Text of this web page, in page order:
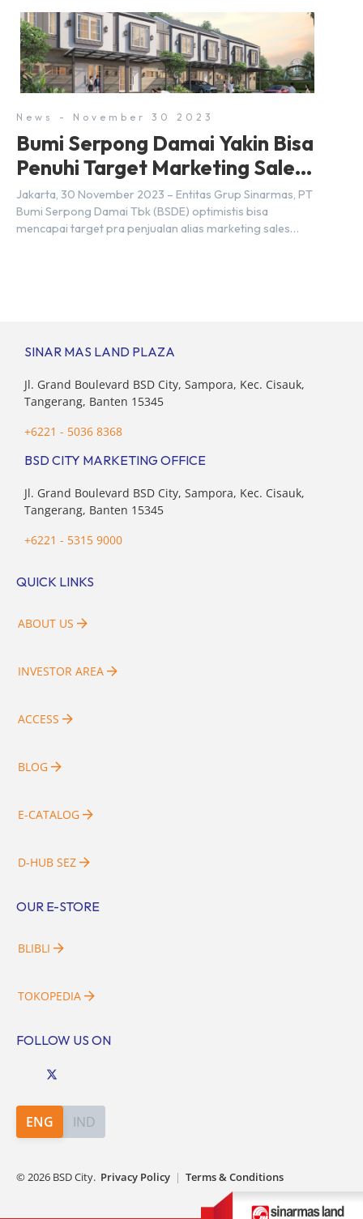
kita yang mengira kedua wilayah ini merupakan tempat
yang sama. Padahal anggapan tersebut kurang tepat.
Sebab Serpong dan BSD merupakan dua kawasan yang
berbeda. Berikut penjelasannya. Baca Juga: […]
News - November 30 2023
Bumi Serpong Damai Yakin Bisa
Penuhi Target Marketing Sales
Tahun 2023
Jakarta, 30 November 2023 – Entitas Grup Sinarmas, PT
Bumi Serpong Damai Tbk (BSDE) optimistis bisa
mencapai target pra penjualan alias marketing sales
SINAR MAS LAND PLAZA
Jl. Grand Boulevard BSD City, Sampora, Kec. Cisauk,
Tangerang, Banten 15345
+6221 - 5036 8368
BSD CITY MARKETING OFFICE
Jl. Grand Boulevard BSD City, Sampora, Kec. Cisauk,
Tangerang, Banten 15345
+6221 - 5315 9000
QUICK LINKS
ABOUT US
INVESTOR AREA
ACCESS
BLOG
E-CATALOG
D-HUB SEZ
OUR E-STORE
BLIBLI
TOKOPEDIA
FOLLOW US ON
ENG IND
©2026 BSD City. Privacy Policy | Terms & Conditions